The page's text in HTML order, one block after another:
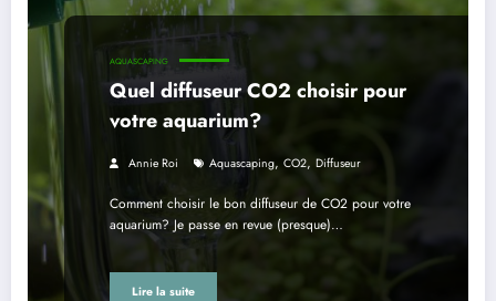
AQUASCAPING
Quel diffuseur CO2 choisir pour
votre aquarium?
Annie Roi Aquascaping, CO2, Diffuseur
Comment choisir le bon diffuseur de CO2 pour votre
aquarium? Je passe en revue (presque)…
Lire la suite